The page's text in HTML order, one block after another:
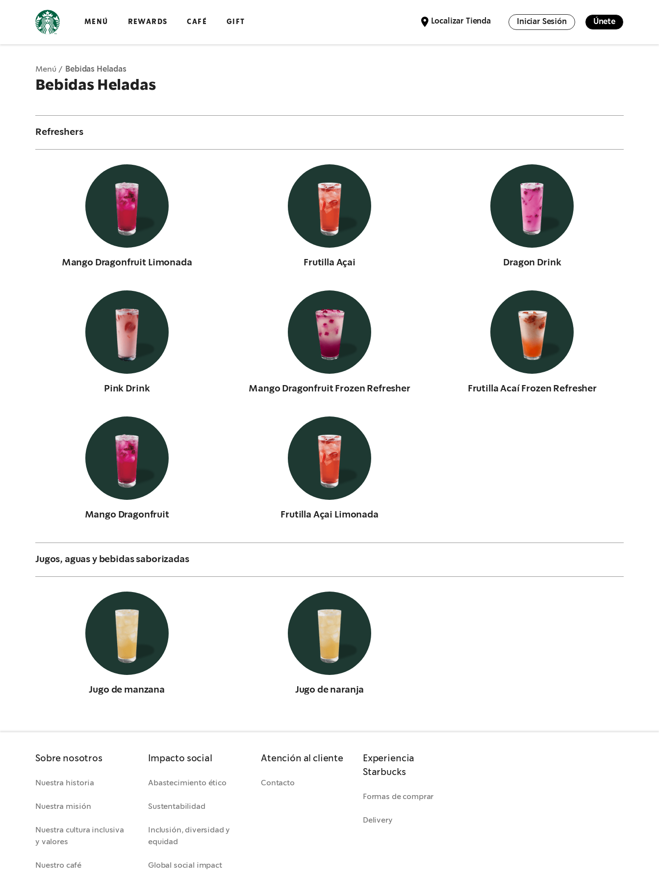
MENÚ REWARDS CAFÉ GIFT Localizar Tienda Iniciar Sesión Únete
Menú Bebidas Heladas
Bebidas Heladas
Refreshers
Mango Dragonfruit Limonada Frutilla Açai Dragon Drink
Pink Drink Mango Dragonfruit Frozen Refresher Frutilla Acaí Frozen Refresher
Mango Dragonfruit Frutilla Açai Limonada
Jugos, aguas y bebidas saborizadas
Jugo de manzana Jugo de naranja
Sobre nosotros
Nuestra historia
Nuestra misión
Nuestra cultura inclusiva
y valores
Nuestro café
Impacto social
Abastecimiento ético
Sustentabilidad
Inclusión, diversidad y
equidad
Global social impact
Atención al cliente
Contacto
Experiencia
Starbucks
Formas de comprar
Delivery